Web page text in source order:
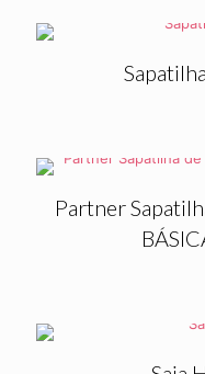
Partner